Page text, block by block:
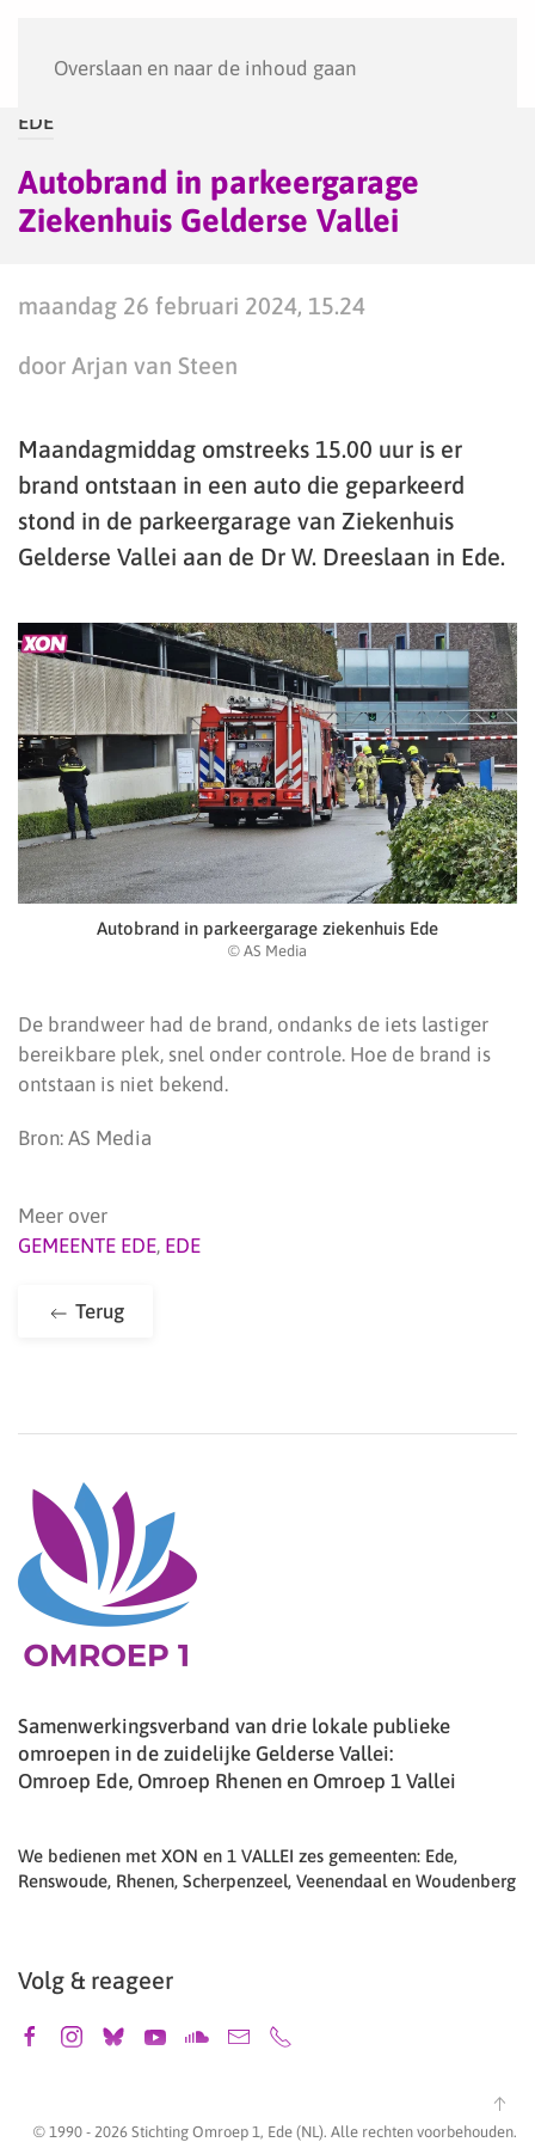
Overslaan en naar de inhoud gaan
EDE
Autobrand in parkeergarage
Ziekenhuis Gelderse Vallei
maandag 26 februari 2024, 15.24
door Arjan van Steen
Maandagmiddag omstreeks 15.00 uur is er
brand ontstaan in een auto die geparkeerd
stond in de parkeergarage van Ziekenhuis
Gelderse Vallei aan de Dr W. Dreeslaan in Ede.
Autobrand in parkeergarage ziekenhuis Ede
© AS Media
De brandweer had de brand, ondanks de iets lastiger
bereikbare plek, snel onder controle. Hoe de brand is
ontstaan is niet bekend.
Bron: AS Media
Meer over
GEMEENTE EDE, EDE
Terug
Samenwerkingsverband van drie lokale publieke
omroepen in de zuidelijke Gelderse Vallei:
Omroep Ede, Omroep Rhenen en Omroep 1 Vallei
We bedienen met XON en 1 VALLEI zes gemeenten: Ede,
Renswoude, Rhenen, Scherpenzeel, Veenendaal en Woudenberg
Volg & reageer
© 1990 - 2026 Stichting Omroep 1, Ede (NL). Alle rechten voorbehouden.